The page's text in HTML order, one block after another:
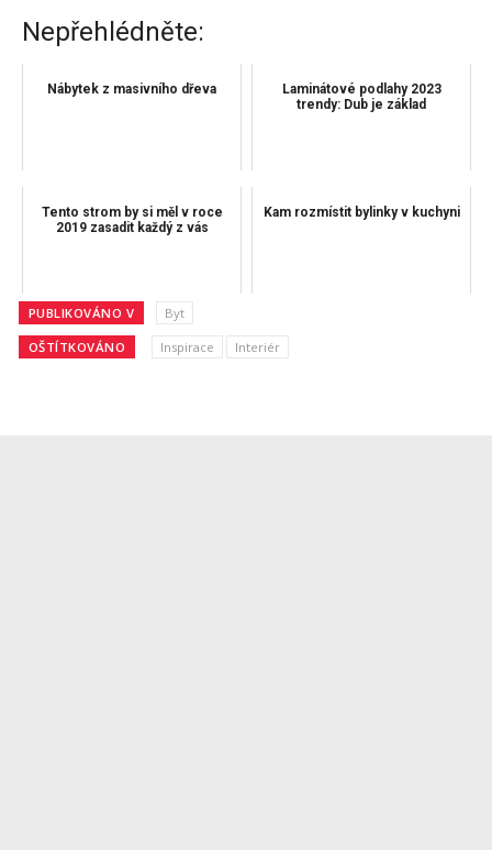
Nepřehlédněte:
Nábytek z masivního dřeva
Laminátové podlahy 2023
trendy: Dub je základ
Tento strom by si měl v roce
2019 zasadit každý z vás
Kam rozmístit bylinky v kuchyni
PUBLIKOVÁNO V Byt
OŠTÍTKOVÁNO Inspirace Interiér